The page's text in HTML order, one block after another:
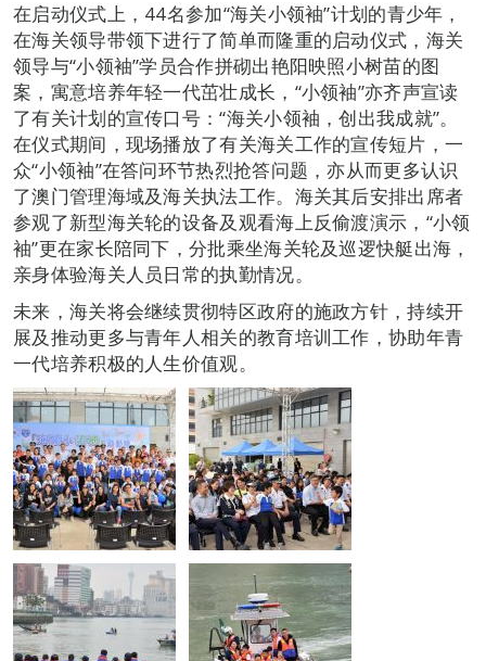
在启动仪式上，44名参加“海关小领袖”计划的青少年，
在海关领导带领下进行了简单而隆重的启动仪式，海关
领导与“小领袖”学员合作拼砌出艳阳映照小树苗的图
案，寓意培养年轻一代茁壮成长，“小领袖”亦齐声宣读
了有关计划的宣传口号：“海关小领袖，创出我成就”。
在仪式期间，现场播放了有关海关工作的宣传短片，一
众“小领袖”在答问环节热烈抢答问题，亦从而更多认识
了澳门管理海域及海关执法工作。海关其后安排出席者
参观了新型海关轮的设备及观看海上反偷渡演示，“小领
袖”更在家长陪同下，分批乘坐海关轮及巡逻快艇出海，
亲身体验海关人员日常的执勤情况。
未来，海关将会继续贯彻特区政府的施政方针，持续开
展及推动更多与青年人相关的教育培训工作，协助年青
一代培养积极的人生价值观。